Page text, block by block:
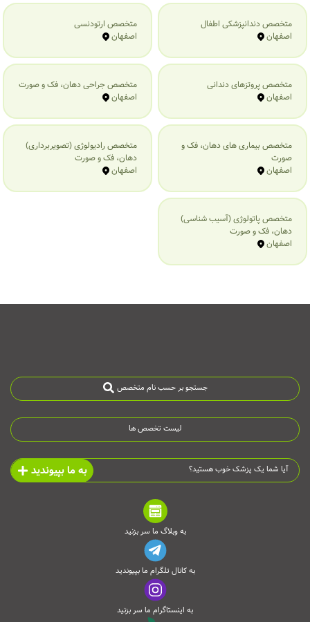
متخصص دندانپزشکی اطفال
اصفهان
متخصص ارتودنسی
اصفهان
متخصص پروتزهای دندانی
اصفهان
متخصص جراحی دهان، فک و صورت
اصفهان
متخصص بیماری‌ های دهان، فک و
صورت
اصفهان
متخصص رادیولوژی (تصویربرداری)
دهان، فک و صورت
اصفهان
متخصص پاتولوژی (آسیب شناسی)
دهان، فک و صورت
اصفهان
جستجو بر حسب نام متخصص
لیست تخصص ها
آیا شما یک پزشک خوب هستید؟ به ما بپیوندید
به وبلاگ ما سر بزنید
به کانال تلگرام ما بپیوندید
به اینستاگرام ما سر بزنید